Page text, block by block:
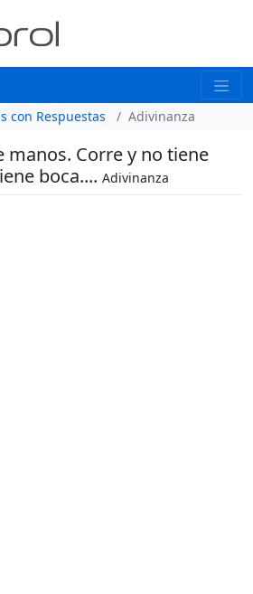
con Respuestas Adivinanza
manos. Corre y no tiene
boca.... Adivinanza